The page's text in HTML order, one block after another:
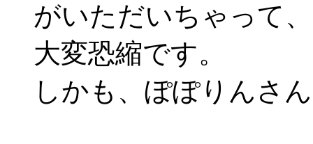
がいただいちゃって、
大変恐縮です。
しかも、ぽぽりんさ